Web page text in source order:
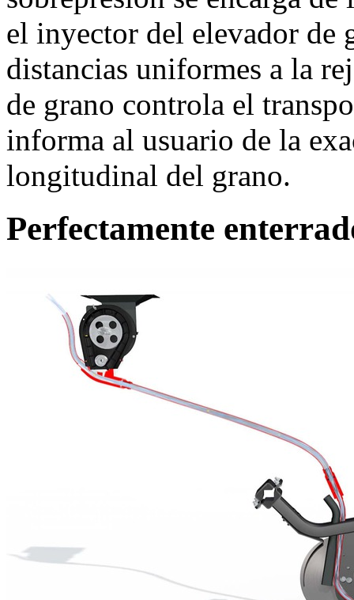
el inyector del elevador de
distancias uniformes a la
de grano controla el
informa al usuario de la
longitudinal del grano.
Perfectamente